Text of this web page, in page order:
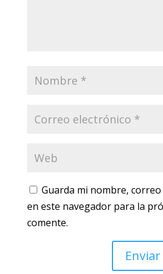
Guarda mi nombre,
en este navegador para la
comente.